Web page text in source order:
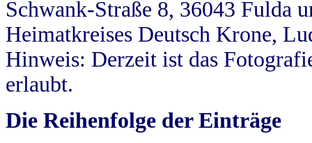
Schwank-Straße 8, 36043 Fulda
Heimatkreises Deutsch Krone,
Hinweis: Derzeit ist das
erlaubt.
Die Reihenfolge der Einträge